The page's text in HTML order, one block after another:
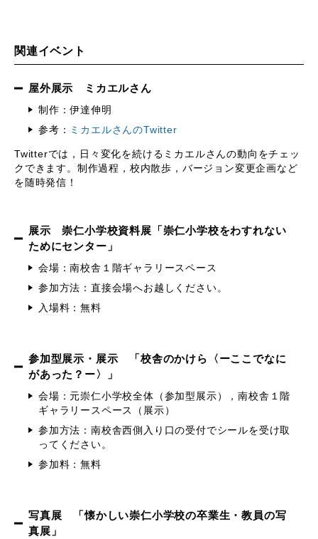
関連イベント
屋外展示 ミカエルさん
制作：伊達伸明
参考： ミカエルさんのTwitter
Twitterでは，日々変化を続けるミカエルさんの動向をチェッ
クできます。制作過程，校内散歩，バージョン変更企画など
を随時発信！
展示 崇仁小学校資料展「崇仁小学校をわすれない
ためにセンター」
会場：南校舎１階ギャラリースペース
参加方法：直接会場へお越しください。
入場料：無料
参加型展示・展示 「校舎のかけら〈ーここでなに
があった？ー〉」
会場：元崇仁小学校全体（参加型展示），南校舎１階
ギャラリースペース（展示）
参加方法：南校舎西側入り口の受付でシールを受け取
ってください。
参加料：無料
写真展 「懐かしい崇仁小学校の卒業生・教員の写
真展」